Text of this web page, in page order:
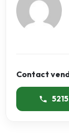
Contact